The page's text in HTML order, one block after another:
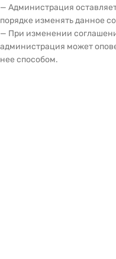
— Администрация
порядке изменять данное
— При изменении
администрация может
нее способом.